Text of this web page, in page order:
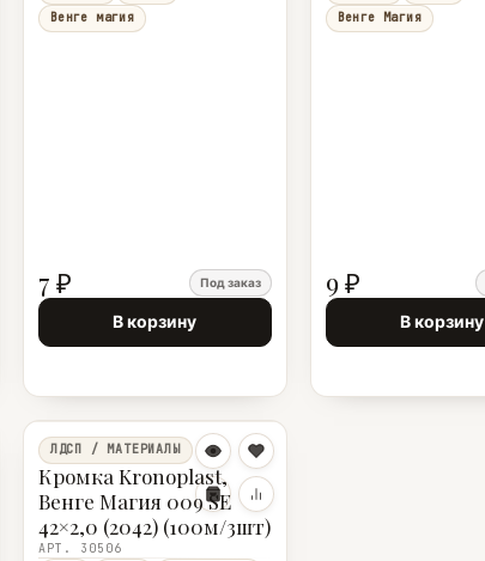
Венге магия
7 ₽ Под заказ
В корзину
Венге Магия
9 ₽
В корзину
ЛДСП / МАТЕРИАЛЫ
Кромка Kronoplast,
Венге Магия 009 SE
42×2,0 (2042) (100м/3шт)
АРТ. 30506